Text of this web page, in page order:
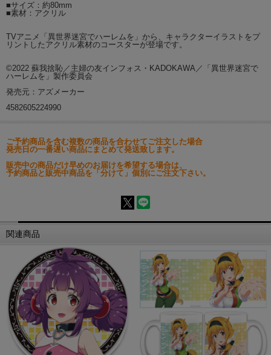
■サイズ：約80mm
■素材：アクリル
TVアニメ「異世界迷宮でハーレムを」から、キャラクターイラストをプ
リントしたアクリル素材のコースターが登場です。
©2022 蘇我捨恥／主婦の友インフォス・KADOKAWA／「異世界迷宮で
ハーレムを」製作委員会
発売元：アズメーカー
4582605224990
ご予約商品を含む複数の商品を合わせてご注文した場合
発売日の一番遅い商品にまとめて発送致します。
販売中の商品だけ早めのお届けを希望する場合は、
予約商品と販売中商品を「分けて」個別にご注文下さい。
関連商品